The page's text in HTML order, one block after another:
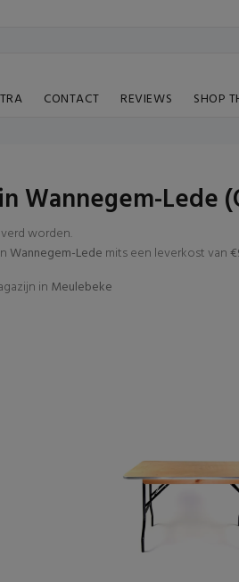
CONTACT REVIEWS SHOP
Wannegem-Lede
worden.
Wannegem-Lede mits een leverkost van
in Meulebeke